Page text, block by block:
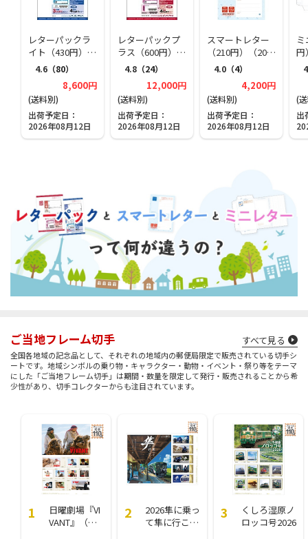
レターパックラ
イト（430円）
（20部セット）
4.6 （80）
8,600円
(送料別)
出荷予定日
2026年08月12日
レターパックプ
ラス（600円）
（20部セット）
4.8 （24）
12,000円
(送料別)
出荷予定日
2026年08月12日
スマートレター
（210円）（20部
セット）
4.0 （4）
4,200円
(送料別)
出荷予定日
2026年08月12日
円
(
出
ご当地フレーム切手 すべて見る
全国各地域の記念品として、それぞれの地域内の郵便局限定で販売されている切手シ
ートです。地域シンボルの乗り物・キャラクター・動物・イベント・祭り等をテーマ
にした「ご当地フレーム切手」は期間・数量を限定して発行・販売されることから希
少性があり、切手コレクターからも注目されています。
日曜劇場『VI
VANT』（フ
2026隼に乗っ
て隼に行こ
くしろ湿原ノ
ロッコ号2026